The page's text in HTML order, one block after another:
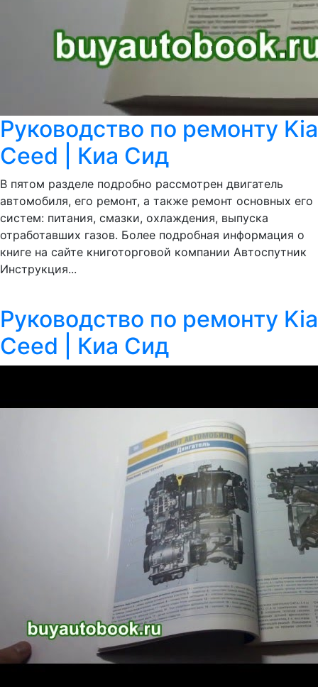
Руководство по ремонту Kia
Ceed | Киа Сид
В пятом разделе подробно рассмотрен двигатель
автомобиля, его ремонт, а также ремонт основных его
систем: питания, смазки, охлаждения, выпуска
отработавших газов. Более подробная информация о
книге на сайте книготорговой компании Автоспутник
Инструкция...
Руководство по ремонту Kia
Ceed | Киа Сид